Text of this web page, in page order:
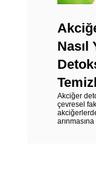
Nasıl
Akciğer
çevresel